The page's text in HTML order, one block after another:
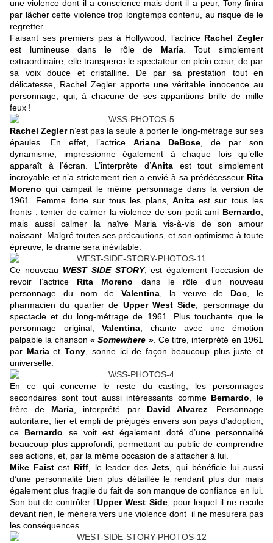
une violence dont il a conscience mais dont il a peur, Tony finira
par lâcher cette violence trop longtemps contenu, au risque de le
regretter…
Faisant ses premiers pas à Hollywood, l’actrice Rachel Zegler
est lumineuse dans le rôle de María. Tout simplement
extraordinaire, elle transperce le spectateur en plein cœur, de par
sa voix douce et cristalline. De par sa prestation tout en
délicatesse, Rachel Zegler apporte une véritable innocence au
personnage, qui, à chacune de ses apparitions brille de mille
feux !
Rachel Zeglern’est pas la seule à porter le long-métrage sur ses
épaules. En effet, l’actrice Ariana DeBose , de par son
dynamisme, impressionne également à chaque fois qu’elle
apparaît à l’écran. L’interprète d’Anitaest tout simplement
incroyable et n’a strictement rien a envié à sa prédécesseur Rita
Moreno qui campait le même personnage dans la version de
1961. Femme forte sur tous les plans,
Anitaest sur tous les
fronts : tenter de calmer la violence de son petit ami Bernardo
mais aussi calmer la naïve Maria vis-à-vis de son amour
naissant. Malgré toutes ses précautions, et son optimisme à toute
épreuve, le drame sera inévitable.
Ce nouveau WEST SIDE STORY, est également l’occasion de
revoir l’actrice Rita Moreno dans le rôle d’un nouveau
personnage du nom deValentina , la veuve de Doc , le
pharmacien du quartier de Upper West Side , personnage du
spectacle et du long-métrage de 1961. Plus touchante que le
personnage original, Valentina , chante avec une émotion
palpable la chanson « Somewhere ». Ce titre, interprété en 1961
par MaríaetTony , sonne ici de façon beaucoup plus juste et
universelle.
En ce qui concerne le reste du casting, les personnages
secondaires sont tout aussi intéressants comme Bernardo , le
frère de María , interprété par David Alvarez. Personnage
autoritaire, fier et empli de préjugés envers son pays d’adoption,
ce Bernardo se voit est également doté d’une personnalité
beaucoup plus approfondi, permettant au public de comprendre
ses actions, et, par la même occasion de s’attacher à lui.
Mike Faistest Riff, le leader desJets , qui bénéficie lui aussi
d’une personnalité bien plus détaillée le rendant plus dur mais
également plus fragile du fait de son manque de confiance en lui.
Son but de contrôler l’Upper West Side, pour lequel il ne recule
devant rien, le mènera vers une violence dont il ne mesurera pas
les conséquences.